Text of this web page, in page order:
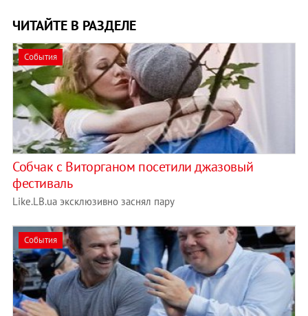
ЧИТАЙТЕ В РАЗДЕЛЕ
События
Собчак с Виторганом посетили джазовый
фестиваль
Like.LB.ua эксклюзивно заснял пару
События